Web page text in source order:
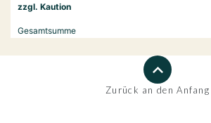
zzgl. Kaution
Gesamtsumme
Zurück an den Anfang